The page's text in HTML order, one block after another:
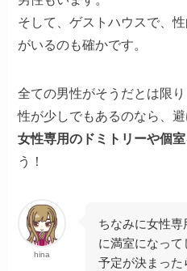
そして、ゲストハウスで、
がいるのも確かです。
全ての男性がそうだとは限
性が少しでもあるのなら、避
女性専用のドミトリーや個
う！
hina
ちなみに女性
に満室になって
予定が決まった